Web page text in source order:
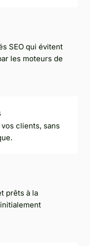
SEO qui évitent
les moteurs de
clients, sans
prêts à la